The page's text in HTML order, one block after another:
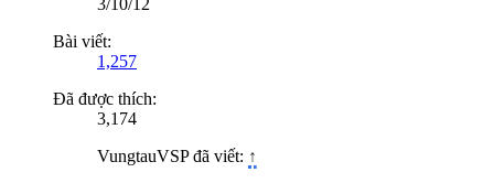
3/10/12
Bài viết:
1,257
Đã được thích:
3,174
VungtauVSP đã viết: ↑